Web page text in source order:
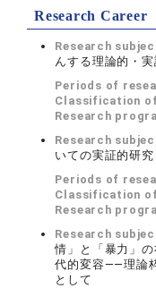
Research Career
Research
んする理論的・
Periods of
Classification
Research
Research
いての実証的研究
Periods of
Classification
Research
Research
情」と「暴力」
代的変容――理論
として